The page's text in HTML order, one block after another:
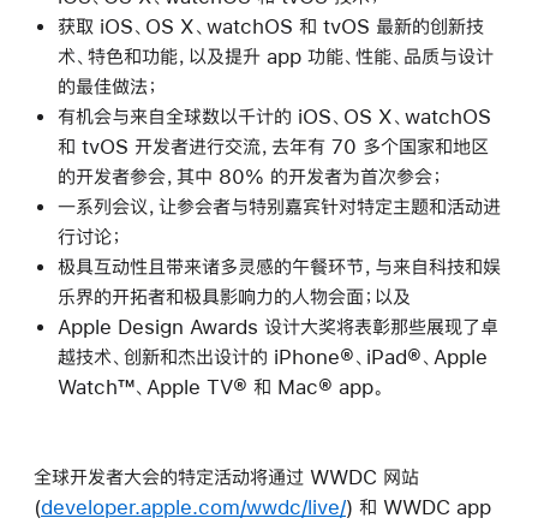
获取 iOS、OS X、watchOS 和 tvOS 最新的创新技
术、特色和功能，以及提升 app 功能、性能、品质与设计
的最佳做法；
有机会与来自全球数以千计的 iOS、OS X、watchOS
和 tvOS 开发者进行交流，去年有 70 多个国家和地区
的开发者参会，其中 80% 的开发者为首次参会；
一系列会议，让参会者与特别嘉宾针对特定主题和活动进
行讨论；
极具互动性且带来诸多灵感的午餐环节，与来自科技和娱
乐界的开拓者和极具影响力的人物会面；以及
Apple Design Awards 设计大奖将表彰那些展现了卓
越技术、创新和杰出设计的 iPhone®、iPad®、Apple
Watch™、Apple TV® 和 Mac® app。
全球开发者大会的特定活动将通过 WWDC 网站
(developer.apple.com/wwdc/live/) 和 WWDC app